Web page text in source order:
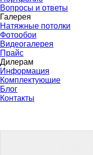
Вопросы и ответы
Галерея
Натяжные потолки
Фотообои
Видеогалерея
Прайс
Дилерам
Информация
Комплектующие
Блог
Контакты